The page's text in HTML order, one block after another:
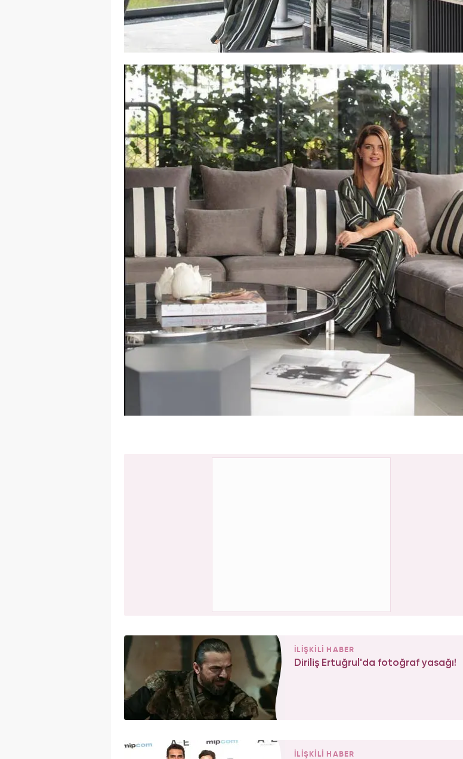
İLİŞKİLİ HABER
Diriliş Ertuğrul'da fotoğraf yasağı!
İLİŞKİLİ HABER